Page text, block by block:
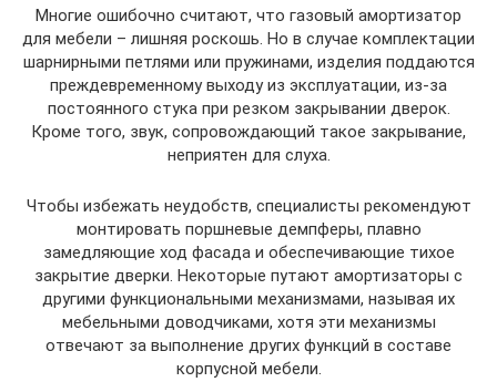
Многие ошибочно считают, что газовый амортизатор
для мебели – лишняя роскошь. Но в случае комплектации
шарнирными петлями или пружинами, изделия поддаются
преждевременному выходу из эксплуатации, из-за
постоянного стука при резком закрывании дверок.
Кроме того, звук, сопровождающий такое закрывание,
неприятен для слуха.
Чтобы избежать неудобств, специалисты рекомендуют
монтировать поршневые демпферы, плавно
замедляющие ход фасада и обеспечивающие тихое
закрытие дверки. Некоторые путают амортизаторы с
другими функциональными механизмами, называя их
мебельными доводчиками, хотя эти механизмы
отвечают за выполнение других функций в составе
корпусной мебели.